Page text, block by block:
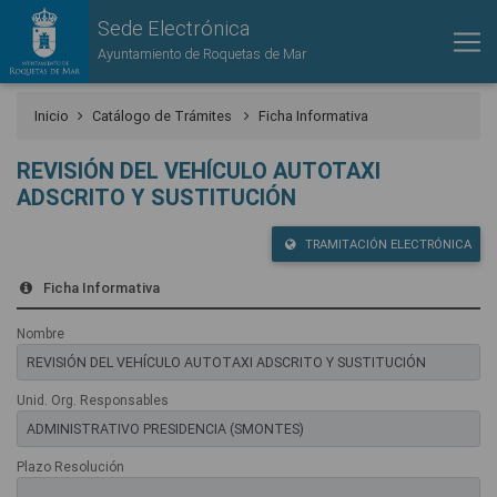
Sede Electrónica
Ayuntamiento de Roquetas de Mar
Inicio Catálogo de Trámites Ficha Informativa
REVISIÓN DEL VEHÍCULO AUTOTAXI
ADSCRITO Y SUSTITUCIÓN
TRAMITACIÓN ELECTRÓNICA
Ficha Informativa
Nombre
Unid. Org. Responsables
Plazo Resolución